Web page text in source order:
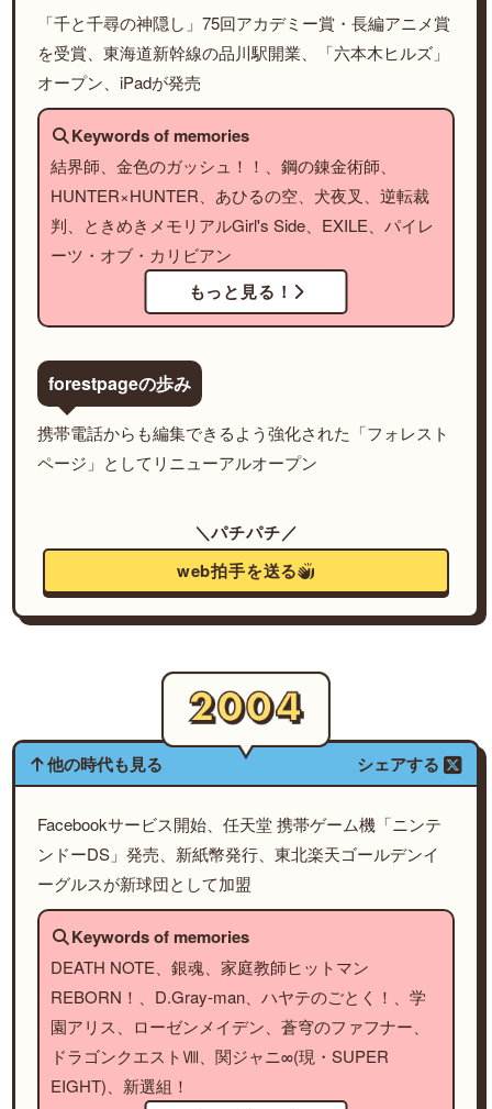
「千と千尋の神隠し」75回アカデミー賞・長編アニメ賞
を受賞、東海道新幹線の品川駅開業、「六本木ヒルズ」
オープン、iPadが発売
Keywords of memories
結界師、金色のガッシュ！！、鋼の錬金術師、
HUNTER×HUNTER、あひるの空、犬夜叉、逆転裁
判、ときめきメモリアルGirl's Side、EXILE、パイレ
ーツ・オブ・カリビアン
もっと見る！
forestpageの歩み
携帯電話からも編集できるよう強化された「フォレスト
ページ」としてリニューアルオープン
＼パチパチ／
web拍手を送る
他の時代も見る シェアする
Facebookサービス開始、任天堂 携帯ゲーム機「ニンテ
ンドーDS」発売、新紙幣発行、東北楽天ゴールデンイ
ーグルスが新球団として加盟
Keywords of memories
DEATH NOTE、銀魂、家庭教師ヒットマン
REBORN！、D.Gray-man、ハヤテのごとく！、学
園アリス、ローゼンメイデン、蒼穹のファフナー、
ドラゴンクエストⅧ、関ジャニ∞(現・SUPER
EIGHT)、新選組！